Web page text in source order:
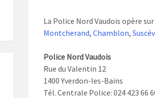
La Police Nord Vaudois opère
Montcherand, Chamblon,
Police Nord Vaudois
Rue du Valentin 12
1400 Yverdon-les-Bains
Tél. Centrale Police: 024 423 66